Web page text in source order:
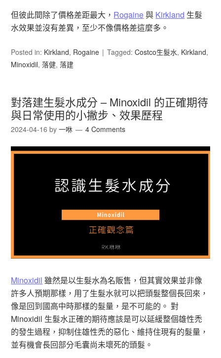
但彼此間除了價格差距最大， Rogaine與 Kirkland 生髮
水效果並沒有差異，至少不像價格差這麼多。
Posted in: Kirkland, Rogaine Tagged:Costco生髮水, Kirkland,
Minoxidil,落健,落建
對落建生髮水成分 – Minoxidil 的正確期待
與日常使用的小撇步、效果歷程
2024-04-16 by一咻 4 Comments
Minoxidil 雖然是以生髮水為名販售，但其實效果並非像
許多人預期那樣，用了生髮水就可以把頭髮整個長回來，
像是回到國高中時那樣的髮量，是不可能的。 對
Minoxidil 生髮水正確的期待應該是可以延緩整個雄性禿
的發生過程，抑制住雄性禿的惡化、維持住現有的髮量，
並有機會長回部分毛囊尚未壞死的頭髮。